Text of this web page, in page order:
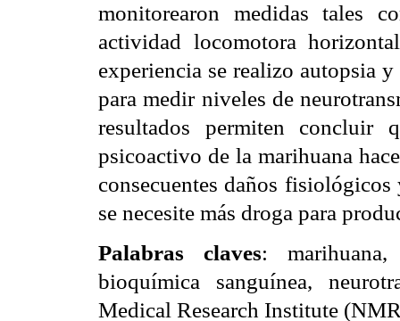
monitorearon medidas tales
actividad locomotora
experiencia se realizo autopsia
para medir niveles de
resultados permiten concluir
psicoactivo de la marihuana
consecuentes daños
se necesite más droga para
Palabras claves:
bioquímica sanguínea,
Medical Research Institute